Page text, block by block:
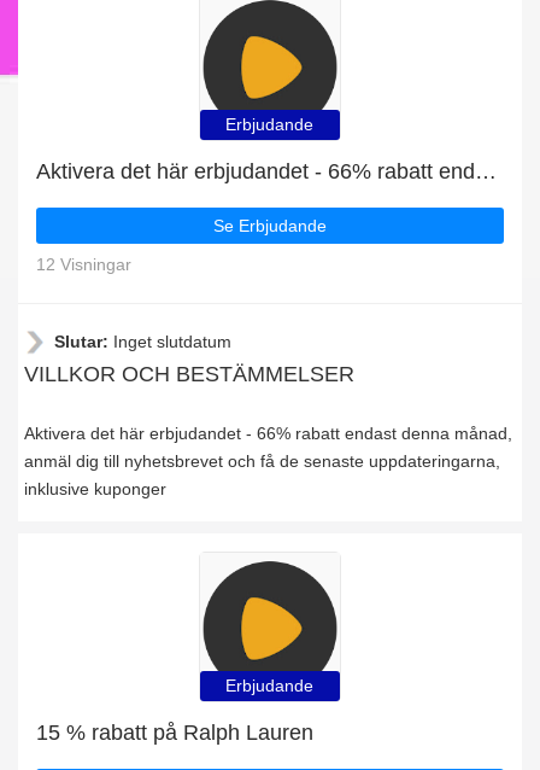
Erbjudande
Aktivera det här erbjudandet - 66% rabatt endast denna månad
Se Erbjudande
12 Visningar
Slutar: Inget slutdatum
VILLKOR OCH BESTÄMMELSER
Aktivera det här erbjudandet - 66% rabatt endast denna månad,
anmäl dig till nyhetsbrevet och få de senaste uppdateringarna,
inklusive kuponger
Erbjudande
15 % rabatt på Ralph Lauren